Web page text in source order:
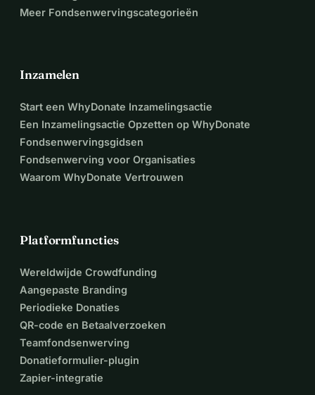
Meer Fondsenwervingscategorieën
Inzamelen
Start een WhyDonate Inzamelingsactie
Een Inzamelingsactie Opzetten op WhyDonate
Fondsenwervingsgidsen
Fondsenwerving voor Organisaties
Waarom WhyDonate Vertrouwen
Platformfuncties
Wereldwijde Crowdfunding
Aangepaste Branding
Periodieke Donaties
QR-code en Betaalverzoeken
Teamfondsenwerving
Donatieformulier-plugin
Zapier-integratie